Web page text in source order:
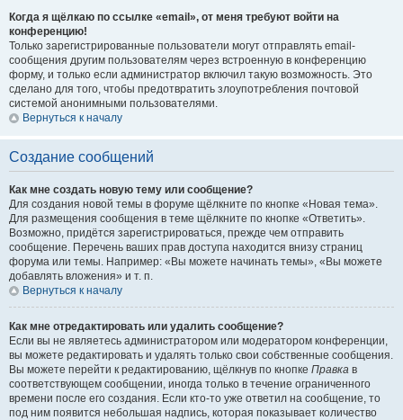
Когда я щёлкаю по ссылке «email», от меня требуют войти на
конференцию!
Только зарегистрированные пользователи могут отправлять email-
сообщения другим пользователям через встроенную в конференцию
форму, и только если администратор включил такую возможность. Это
сделано для того, чтобы предотвратить злоупотребления почтовой
системой анонимными пользователями.
Вернуться к началу
Создание сообщений
Как мне создать новую тему или сообщение?
Для создания новой темы в форуме щёлкните по кнопке «Новая тема».
Для размещения сообщения в теме щёлкните по кнопке «Ответить».
Возможно, придётся зарегистрироваться, прежде чем отправить
сообщение. Перечень ваших прав доступа находится внизу страниц
форума или темы. Например: «Вы можете начинать темы», «Вы можете
добавлять вложения» и т. п.
Вернуться к началу
Как мне отредактировать или удалить сообщение?
Если вы не являетесь администратором или модератором конференции,
вы можете редактировать и удалять только свои собственные сообщения.
Вы можете перейти к редактированию, щёлкнув по кнопке Правка в
соответствующем сообщении, иногда только в течение ограниченного
времени после его создания. Если кто-то уже ответил на сообщение, то
под ним появится небольшая надпись, которая показывает количество